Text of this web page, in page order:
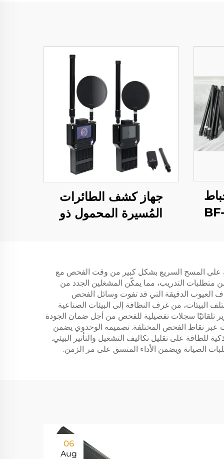
الطائرات المُسيرة BF-
جهاز كشف الطائرات
المُسيرة المحمول ذو
على المسح السريع بشكل كبير من وقت الفحص مع
من متطلبات التدريب، مما يمكّن المشغلين الجدد من
العيوب الدقيقة التي قد تفوت وسائل الفحص
البيئات، من غرف النظافة إلى البيئات الصناعية
تلقائيًا سجلات تفصيلية للفحص من أجل ضمان الجودة
عبر نقاط الفحص المختلفة. تصميمه الوحدوي يضمن
للطاقة على تقليل تكاليف التشغيل والتأثير البيئي.
الصيانة ويضمن الأداء المتسق على مر الزمن.
06
Aug